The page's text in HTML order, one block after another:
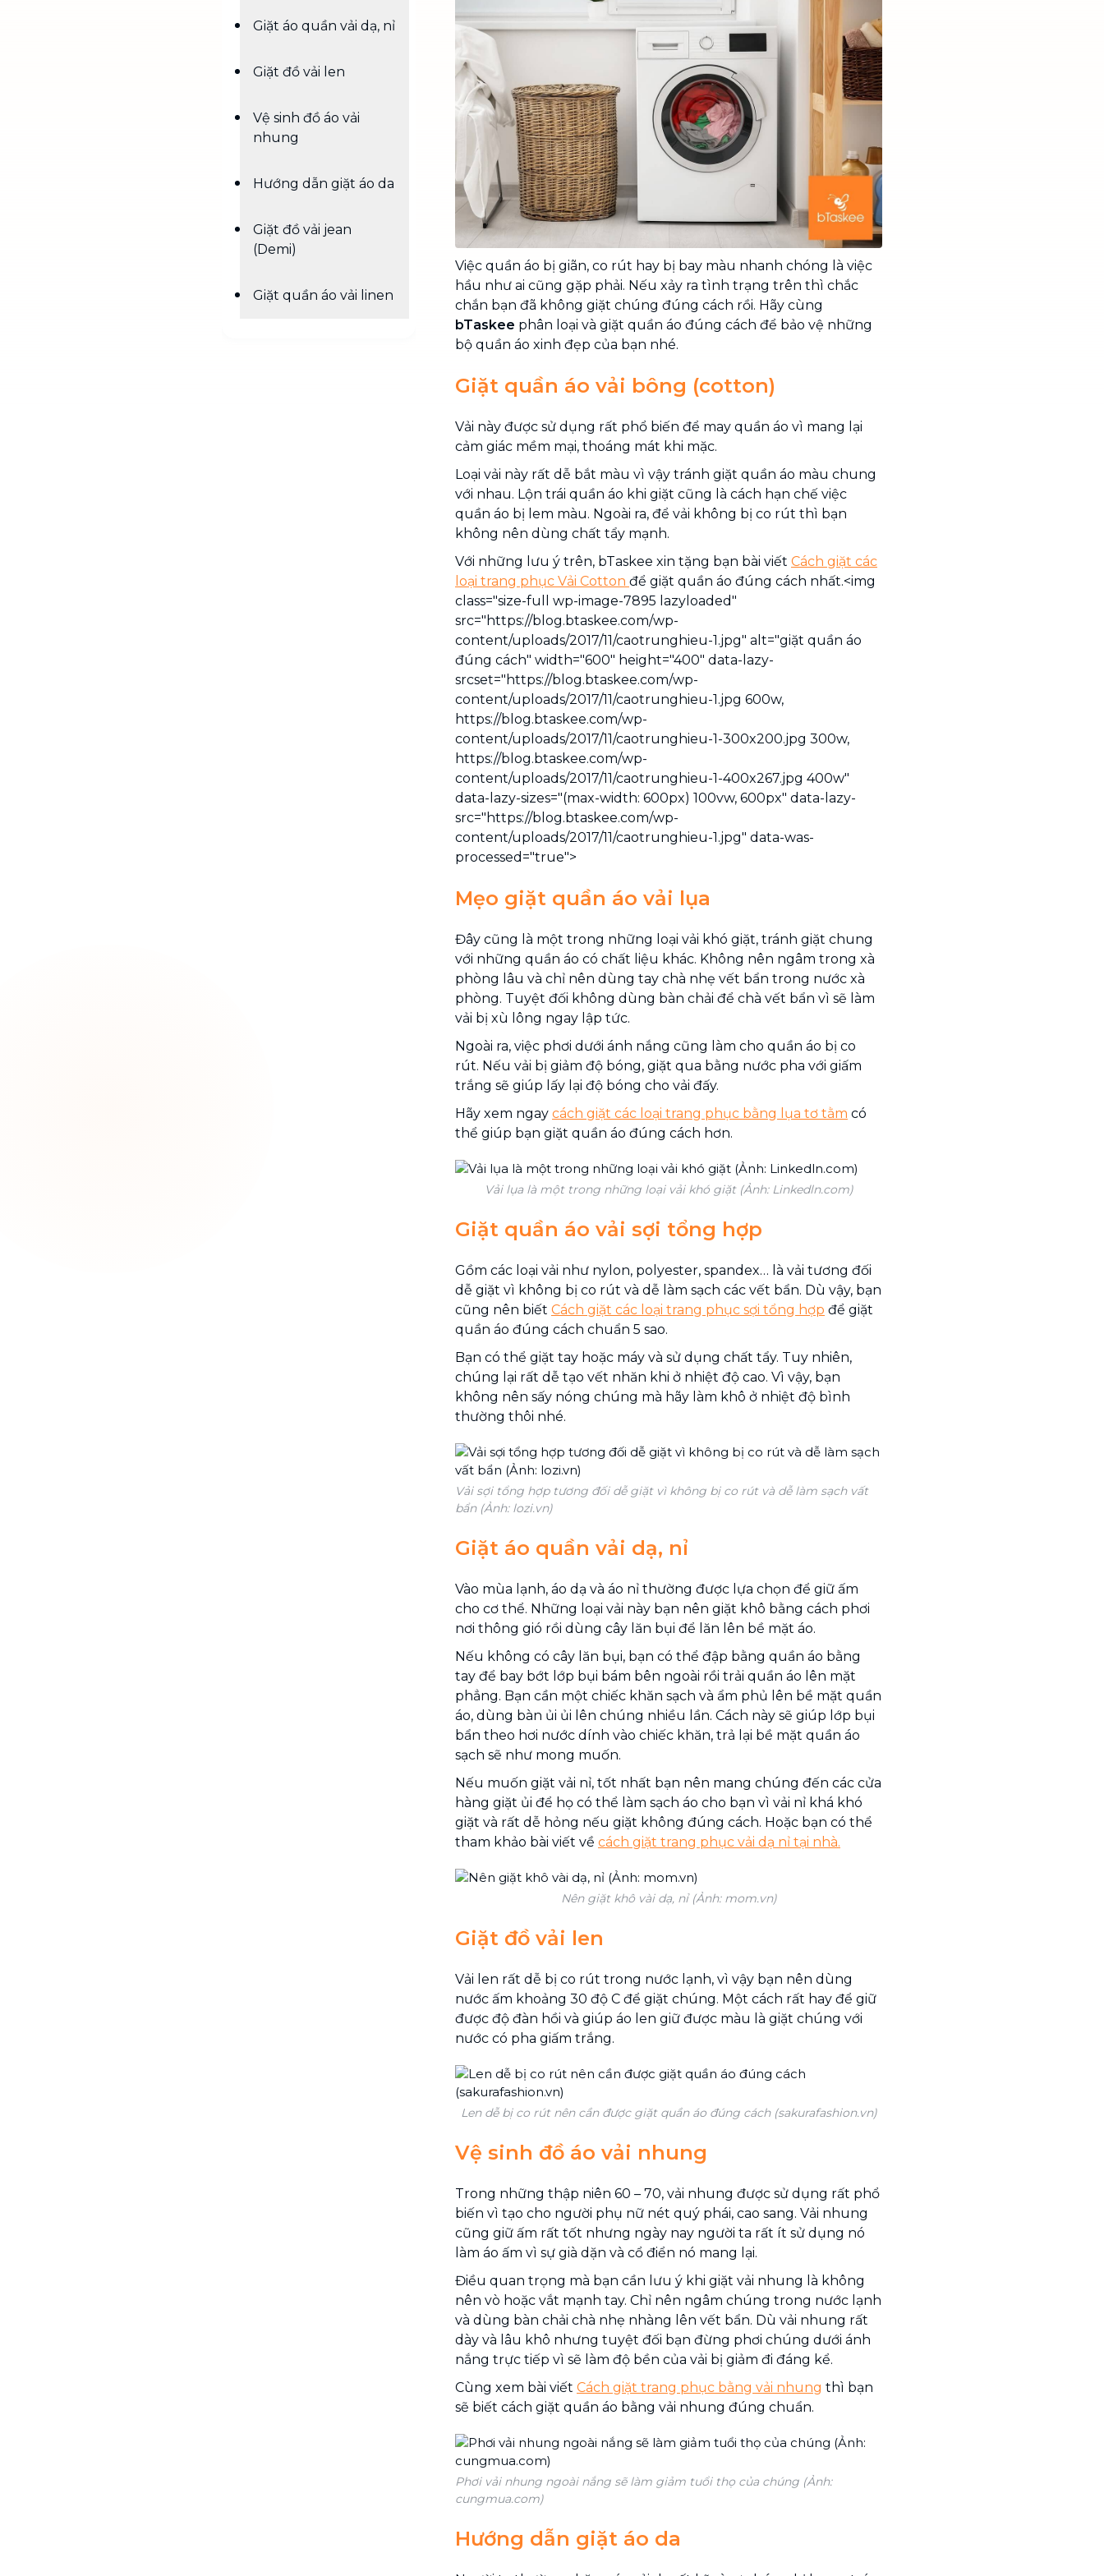
Chuyển nhà trọn gói, không lo dọn
dẹp nơi đi nơi đến
Vệ sinh công nghiệp
Vệ sinh chuyên nghiệp cho văn
phòng, nhà xưởng, công trình lớn
Giặt áo quần vải dạ, nỉ
Giặt đồ vải len
Vệ sinh đồ áo vải
nhung
Hướng dẫn giặt áo da
Giặt đồ vải jean
(Demi)
Giặt quần áo vải linen
Việc quần áo bị giãn, co rút hay bị bay màu nhanh chóng là việc
hầu như ai cũng gặp phải. Nếu xảy ra tình trạng trên thì chắc
chắn bạn đã không giặt chúng đúng cách rồi. Hãy cùng
bTaskee phân loại và giặt quần áo đúng cách để bảo vệ những
bộ quần áo xinh đẹp của bạn nhé.
Giặt quần áo vải bông (cotton)
Vải này được sử dụng rất phổ biến để may quần áo vì mang lại
cảm giác mềm mại, thoáng mát khi mặc.
Loại vải này rất dễ bắt màu vì vậy tránh giặt quần áo màu chung
với nhau. Lộn trái quần áo khi giặt cũng là cách hạn chế việc
quần áo bị lem màu. Ngoài ra, để vải không bị co rút thì bạn
không nên dùng chất tẩy mạnh.
Với những lưu ý trên, bTaskee xin tặng bạn bài viết Cách giặt các
loại trang phục Vải Cotton để giặt quần áo đúng cách nhất.<img
class="size-full wp-image-7895 lazyloaded"
src="https://blog.btaskee.com/wp-
content/uploads/2017/11/caotrunghieu-1.jpg" alt="giặt quần áo
đúng cách" width="600" height="400" data-lazy-
srcset="https://blog.btaskee.com/wp-
content/uploads/2017/11/caotrunghieu-1.jpg 600w,
https://blog.btaskee.com/wp-
content/uploads/2017/11/caotrunghieu-1-300x200.jpg 300w,
https://blog.btaskee.com/wp-
content/uploads/2017/11/caotrunghieu-1-400x267.jpg 400w"
data-lazy-sizes="(max-width: 600px) 100vw, 600px" data-lazy-
src="https://blog.btaskee.com/wp-
content/uploads/2017/11/caotrunghieu-1.jpg" data-was-
processed="true">
Mẹo giặt quần áo vải lụa
Đây cũng là một trong những loại vải khó giặt, tránh giặt chung
với những quần áo có chất liệu khác. Không nên ngâm trong xà
phòng lâu và chỉ nên dùng tay chà nhẹ vết bẩn trong nước xà
phòng. Tuyệt đối không dùng bàn chải để chà vết bẩn vì sẽ làm
vải bị xù lông ngay lập tức.
Ngoài ra, việc phơi dưới ánh nắng cũng làm cho quần áo bị co
rút. Nếu vải bị giảm độ bóng, giặt qua bằng nước pha với giấm
trắng sẽ giúp lấy lại độ bóng cho vải đấy.
Hãy xem ngay cách giặt các loại trang phục bằng lụa tơ tằm có
thể giúp bạn giặt quần áo đúng cách hơn.
Vải lụa là một trong những loại vải khó giặt (Ảnh: Linkedln.com)
Giặt quần áo vải sợi tổng hợp
Gồm các loại vải như nylon, polyester, spandex… là vải tương đối
dễ giặt vì không bị co rút và dễ làm sạch các vết bẩn. Dù vậy, bạn
cũng nên biết Cách giặt các loại trang phục sợi tổng hợp để giặt
quần áo đúng cách chuẩn 5 sao.
Bạn có thể giặt tay hoặc máy và sử dụng chất tẩy. Tuy nhiên,
chúng lại rất dễ tạo vết nhăn khi ở nhiệt độ cao. Vì vậy, bạn
không nên sấy nóng chúng mà hãy làm khô ở nhiệt độ bình
thường thôi nhé.
Vải sợi tổng hợp tương đối dễ giặt vì không bị co rút và dễ làm sạch vất
bẩn (Ảnh: lozi.vn)
Giặt áo quần vải dạ, nỉ
Vào mùa lạnh, áo dạ và áo nỉ thường được lựa chọn để giữ ấm
cho cơ thể. Những loại vải này bạn nên giặt khô bằng cách phơi
nơi thông gió rồi dùng cây lăn bụi để lăn lên bề mặt áo.
Nếu không có cây lăn bụi, bạn có thể đập bằng quần áo bằng
tay để bay bớt lớp bụi bám bên ngoài rồi trải quần áo lên mặt
phẳng. Bạn cần một chiếc khăn sạch và ẩm phủ lên bề mặt quần
áo, dùng bàn ủi ủi lên chúng nhiều lần. Cách này sẽ giúp lớp bụi
bẩn theo hơi nước dính vào chiếc khăn, trả lại bề mặt quần áo
sạch sẽ như mong muốn.
Nếu muốn giặt vải nỉ, tốt nhất bạn nên mang chúng đến các cửa
hàng giặt ủi để họ có thể làm sạch áo cho bạn vì vải nỉ khá khó
giặt và rất dễ hỏng nếu giặt không đúng cách. Hoặc bạn có thể
tham khảo bài viết về cách giặt trang phục vải dạ nỉ tại nhà.
Nên giặt khô vài dạ, nỉ (Ảnh: mom.vn)
Giặt đồ vải len
Vải len rất dễ bị co rút trong nước lạnh, vì vậy bạn nên dùng
nước ấm khoảng 30 độ C để giặt chúng. Một cách rất hay để giữ
được độ đàn hồi và giúp áo len giữ được màu là giặt chúng với
nước có pha giấm trắng.
Len dễ bị co rút nên cần được giặt quần áo đúng cách (sakurafashion.vn)
Vệ sinh đồ áo vải nhung
Trong những thập niên 60 – 70, vải nhung được sử dụng rất phổ
biến vì tạo cho người phụ nữ nét quý phái, cao sang. Vải nhung
cũng giữ ấm rất tốt nhưng ngày nay người ta rất ít sử dụng nó
làm áo ấm vì sự già dặn và cổ điển nó mang lại.
Điều quan trọng mà bạn cần lưu ý khi giặt vải nhung là không
nên vò hoặc vắt mạnh tay. Chỉ nên ngâm chúng trong nước lạnh
và dùng bàn chải chà nhẹ nhàng lên vết bẩn. Dù vải nhung rất
dày và lâu khô nhưng tuyệt đối bạn đừng phơi chúng dưới ánh
nắng trực tiếp vì sẽ làm độ bền của vải bị giảm đi đáng kể.
Cùng xem bài viết Cách giặt trang phục bằng vải nhung thì bạn
sẽ biết cách giặt quần áo bằng vải nhung đúng chuẩn.
Phơi vải nhung ngoài nắng sẽ làm giảm tuổi thọ của chúng (Ảnh:
cungmua.com)
Hướng dẫn giặt áo da